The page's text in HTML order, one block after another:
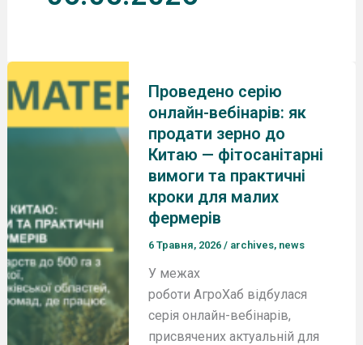
Проведено серію
онлайн-вебінарів: як
продати зерно до
Китаю — фітосанітарні
вимоги та практичні
кроки для малих
фермерів
6 Травня, 2026/ archives, news
У межах
роботи АгроХаб відбулася
серія онлайн-вебінарів,
присвячених актуальній для